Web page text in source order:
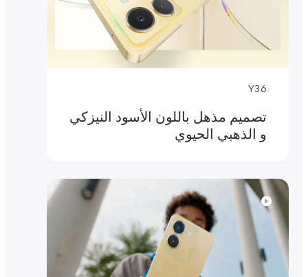
Y36
تصميم مذهل باللون الأسود النيزكي
و الذهبي الحيوي